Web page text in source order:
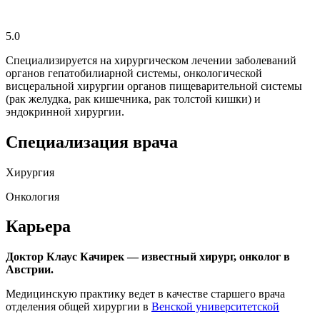
5.0
Специализируется на хирургическом лечении заболеваний
органов гепатобилиарной системы, онкологической
висцеральной хирургии органов пищеварительной системы
(рак желудка, рак кишечника, рак толстой кишки) и
эндокринной хирургии.
Специализация врача
Хирургия
Онкология
Карьера
Доктор Клаус Качирек — известный хирург, онколог в
Австрии.
Медицинскую практику ведет в качестве старшего врача
отделения общей хирургии в Венской университетской